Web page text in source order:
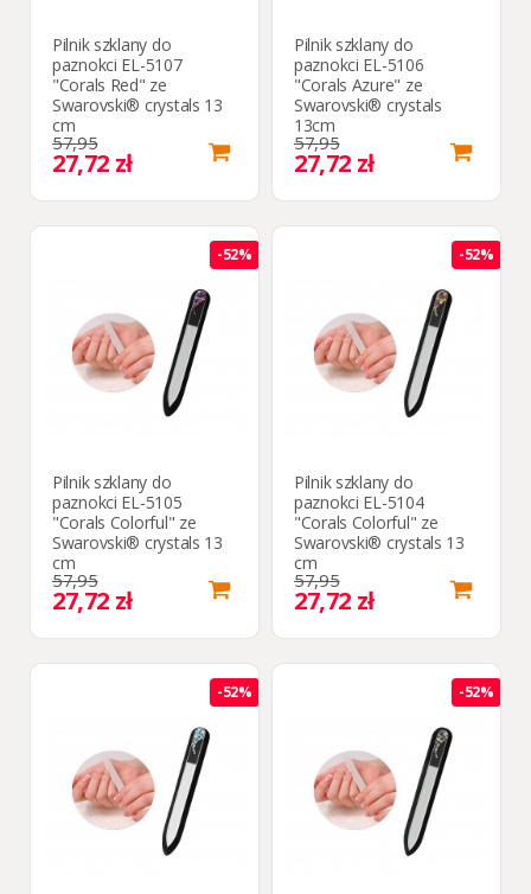
Pilnik szklany do
paznokci EL-5107
"Corals Red" ze
Swarovski® crystals 13
cm
57,95
27,72 zł
Pilnik szklany do
paznokci EL-5106
"Corals Azure" ze
Swarovski® crystals
13cm
57,95
27,72 zł
-52%
Pilnik szklany do
paznokci EL-5105
"Corals Colorful" ze
Swarovski® crystals 13
cm
57,95
27,72 zł
-52%
Pilnik szklany do
paznokci EL-5104
"Corals Colorful" ze
Swarovski® crystals 13
cm
57,95
27,72 zł
-52% -52%